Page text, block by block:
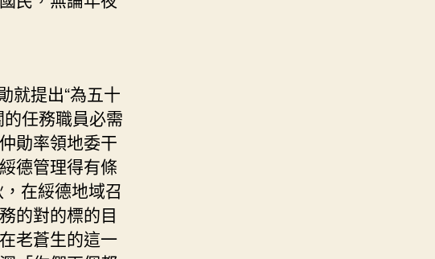
提出“為五十
任務職員必需
勛率領地委干
德管理得有條
在綏德地域召
的對的標的目
老蒼生的這一